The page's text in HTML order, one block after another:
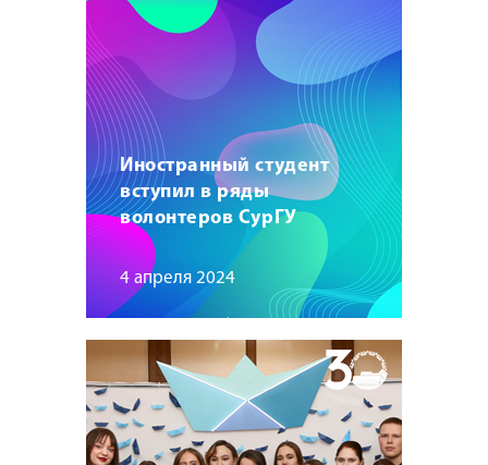
Иностранный студент
вступил в ряды
волонтеров СурГУ
4 апреля 2024